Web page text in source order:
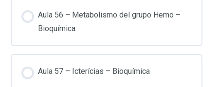
Aula 56 – Metabolismo del grupo Hemo –
Bioquímica
Aula 57 – Icterícias – Bioquímica